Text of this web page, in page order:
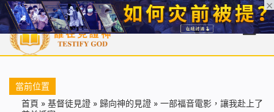
首頁 每日靈糧 天國福音 基督徒見證 信仰解答 聖經
當前位置
首頁 » 基督徒見證 » 歸向神的見證 » 一部福音電影，讓我赴上了